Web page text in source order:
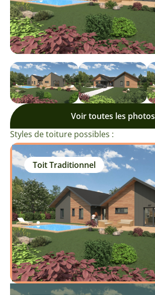
Voir toutes les photos
Styles de toiture possibles :
Toit Traditionnel